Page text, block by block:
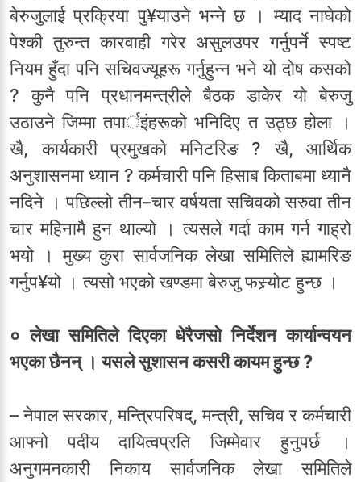
बेरुजुलाई प्रक्रिया पु¥याउने भन्ने छ । म्याद नाघेको
पेश्की तुरुन्त कारवाही गरेर असुलउपर गर्नुपर्ने स्पष्ट
नियम हुँदा पनि सचिवज्यूहरू गर्नुहुन्न भने यो दोष कसको
? कुनै पनि प्रधानमन्त्रीले बैठक डाकेर यो बेरुजु
उठाउने जिम्मा तपार्इंहरूको भनिदिए त उठ्छ होला ।
खै, कार्यकारी प्रमुखको मनिटरिङ ? खै, आर्थिक
अनुशासनमा ध्यान ? कर्मचारी पनि हिसाब किताबमा ध्यानै
नदिने । पछिल्लो तीन–चार वर्षयता सचिवको सरुवा तीन
चार महिनामै हुन थाल्यो । त्यसले गर्दा काम गर्न गाह्रो
भयो । मुख्य कुरा सार्वजनिक लेखा समितिले ह्यामरिङ
गर्नुप¥यो । त्यसो भएको खण्डमा बेरुजु फस्र्याेट हुन्छ ।
० लेखा समितिले दिएका धेरैजसो निर्देशन कार्यान्वयन
भएका छैनन् । यसले सुशासन कसरी कायम हुन्छ ?
– नेपाल सरकार, मन्त्रिपरिषद्, मन्त्री, सचिव र कर्मचारी
आफ्नो पदीय दायित्वप्रति जिम्मेवार हुनुपर्छ ।
अनुगमनकारी निकाय सार्वजनिक लेखा समितिले